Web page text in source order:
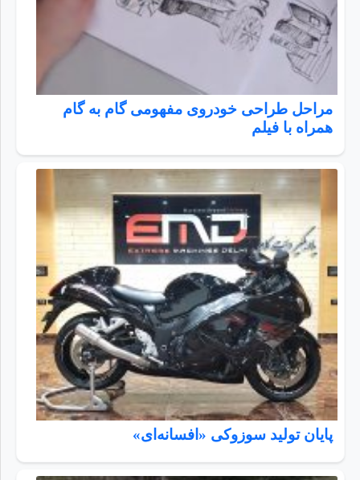
مراحل طراحی خودروی مفهومی گام به گام
همراه با فیلم
پایان تولید سوزوکی «افسانه‌ای»